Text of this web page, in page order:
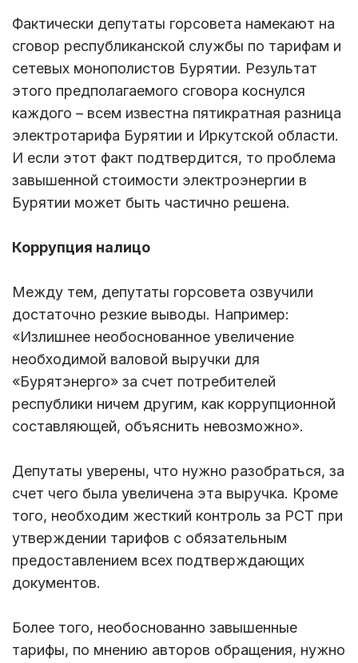
Фактически депутаты горсовета намекают на
сговор республиканской службы по тарифам и
сетевых монополистов Бурятии. Результат
этого предполагаемого сговора коснулся
каждого – всем известна пятикратная разница
электротарифа Бурятии и Иркутской области.
И если этот факт подтвердится, то проблема
завышенной стоимости электроэнергии в
Бурятии может быть частично решена.
Коррупция налицо
Между тем, депутаты горсовета озвучили
достаточно резкие выводы. Например:
«Излишнее необоснованное увеличение
необходимой валовой выручки для
«Бурятэнерго» за счет потребителей
республики ничем другим, как коррупционной
составляющей, объяснить невозможно».
Депутаты уверены, что нужно разобраться, за
счет чего была увеличена эта выручка. Кроме
того, необходим жесткий контроль за РСТ при
утверждении тарифов с обязательным
предоставлением всех подтверждающих
документов.
Более того, необоснованно завышенные
тарифы, по мнению авторов обращения, нужно